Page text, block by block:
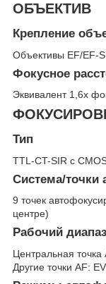
ОБЪЕКТИВ
Крепление
Объективы EF/EF-S
Фокусное
Эквивалент 1,6x
Тип
TTL-CT-SIR с
Система/точки
9 точек
центре)
Рабочий
Центральная
Другие точки AF: